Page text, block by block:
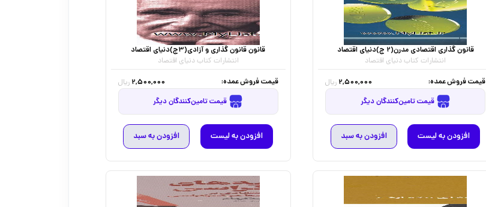
قانون گذاری اقتصادی مدرن(2 ج)دنیای اقتصاد
انتشارات کتاب دنیای اقتصاد
قیمت فروش عمده: 2,500,000 ریال
قیمت تامین‌کنندگان دیگر
افزودن به لیست افزودن به سبد
قانون قانون گذاری و آزادی(3ج)دنیای اقتصاد
انتشارات کتاب دنیای اقتصاد
قیمت فروش عمده: 2,500,000 ریال
افزودن به لیست افزودن به سبد